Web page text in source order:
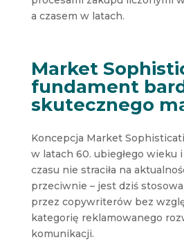
a czasem w latach.
Market
fundament
skutecznego
Koncepcja Market
w latach 60. ubiegłego wieku
czasu nie straciła na
przeciwnie – jest dziś
przez copywriterów bez
kategorię reklamowanego
komunikacji.